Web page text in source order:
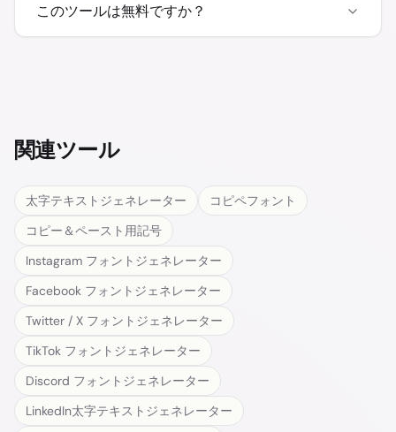
このツールは無料ですか？
関連ツール
太字テキストジェネレーター
コピペフォント
コピー＆ペースト用記号
Instagram フォントジェネレーター
Facebook フォントジェネレーター
Twitter / X フォントジェネレーター
TikTok フォントジェネレーター
Discord フォントジェネレーター
LinkedIn太字テキストジェネレーター